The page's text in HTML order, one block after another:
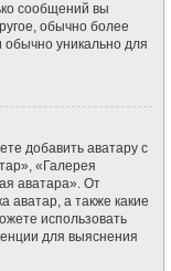
сообщений вы
обычно более
обычно уникально для
добавить аватару с
«Галерея
аватара». От
аватар, а также какие
использовать
для выяснения